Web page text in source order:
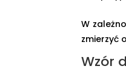
W
zmierzyć
Wzór